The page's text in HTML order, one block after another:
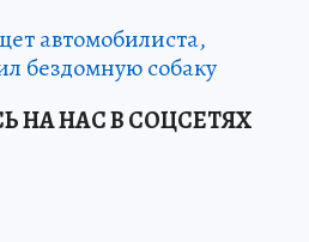
автомобилиста,
бездомную собаку
НА НАС В СОЦСЕТЯХ